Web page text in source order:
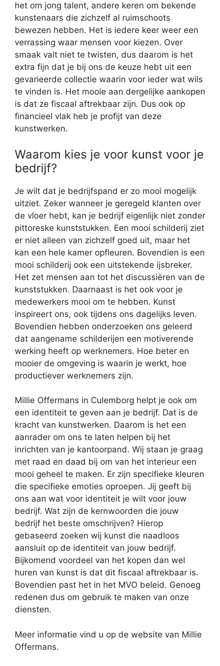
het om jong talent, andere keren om bekende
kunstenaars die zichzelf al ruimschoots
bewezen hebben. Het is iedere keer weer een
verrassing waar mensen voor kiezen. Over
smaak valt niet te twisten, dus daarom is het
extra fijn dat je bij ons de keuze hebt uit een
gevarieerde collectie waarin voor ieder wat wils
te vinden is. Het mooie aan dergelijke aankopen
is dat ze fiscaal aftrekbaar zijn. Dus ook op
financieel vlak heb je profijt van deze
kunstwerken.
Waarom kies je voor kunst voor je
bedrijf?
Je wilt dat je bedrijfspand er zo mooi mogelijk
uitziet. Zeker wanneer je geregeld klanten over
de vloer hebt, kan je bedrijf eigenlijk niet zonder
pittoreske kunststukken. Een mooi schilderij ziet
er niet alleen van zichzelf goed uit, maar het
kan een hele kamer opfleuren. Bovendien is een
mooi schilderij ook een uitstekende ijsbreker.
Het zet mensen aan tot het discussiëren van de
kunststukken. Daarnaast is het ook voor je
medewerkers mooi om te hebben. Kunst
inspireert ons, ook tijdens ons dagelijks leven.
Bovendien hebben onderzoeken ons geleerd
dat aangename schilderijen een motiverende
werking heeft op werknemers. Hoe beter en
mooier de omgeving is waarin je werkt, hoe
productiever werknemers zijn.
Millie Offermans in Culemborg helpt je ook om
een identiteit te geven aan je bedrijf. Dat is de
kracht van kunstwerken. Daarom is het een
aanrader om ons te laten helpen bij het
inrichten van je kantoorpand. Wij staan je graag
met raad en daad bij om van het interieur een
mooi geheel te maken. Er zijn specifieke kleuren
die specifieke emoties oproepen. Jij geeft bij
ons aan wat voor identiteit je wilt voor jouw
bedrijf. Wat zijn de kernwoorden die jouw
bedrijf het beste omschrijven? Hierop
gebaseerd zoeken wij kunst die naadloos
aansluit op de identiteit van jouw bedrijf.
Bijkomend voordeel van het kopen dan wel
huren van kunst is dat dit fiscaal aftrekbaar is.
Bovendien past het in het MVO beleid. Genoeg
redenen dus om gebruik te maken van onze
diensten.
Meer informatie vind u op de website van Millie
Offermans.